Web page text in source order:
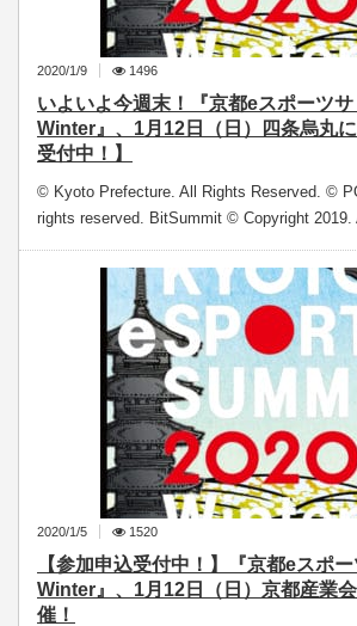
2020/1/9 1496
いよいよ今週末！『京都eスポーツ
Winter』、1月12日（日）四条烏丸
受付中！】
© Kyoto Prefecture. All Rights Reserved. ©
rights reserved. BitSummit © Copyright
2020/1/5 1520
【参加申込受付中！】『京都eスポ
Winter』、1月12日（日）京都産業
催！